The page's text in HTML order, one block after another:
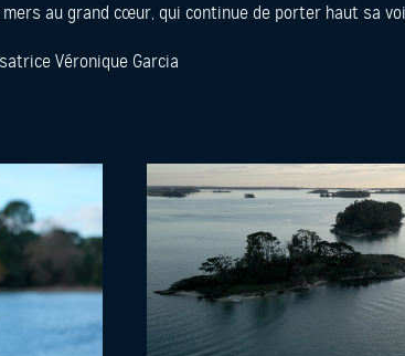
mers au grand cœur, qui continue de porter haut sa
Véronique Garcia